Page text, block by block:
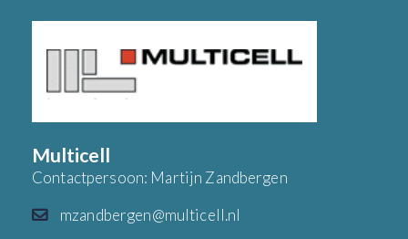
Multicell
Contactpersoon: Martijn Zandbergen
mzandbergen@multicell.nl